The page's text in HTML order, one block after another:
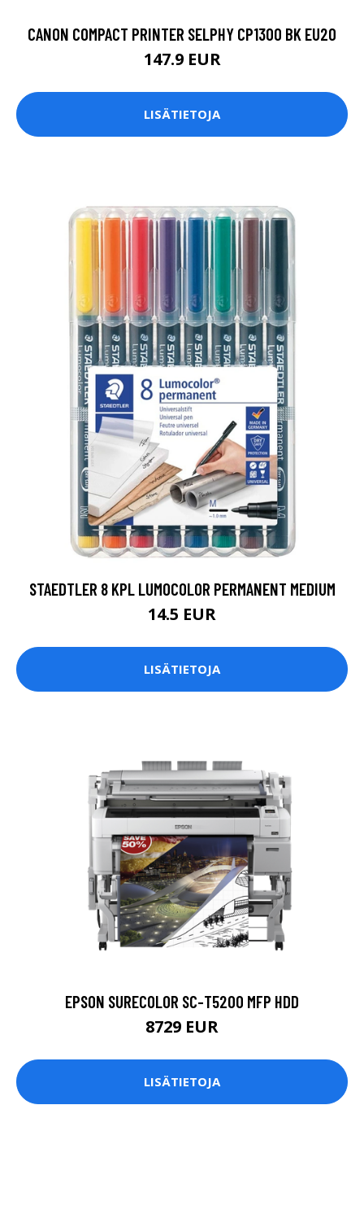
CANON COMPACT PRINTER SELPHY CP1300 BK EU20
147.9 EUR
LISÄTIETOJA
STAEDTLER 8 KPL LUMOCOLOR PERMANENT MEDIUM
14.5 EUR
LISÄTIETOJA
EPSON SURECOLOR SC-T5200 MFP HDD
8729 EUR
LISÄTIETOJA